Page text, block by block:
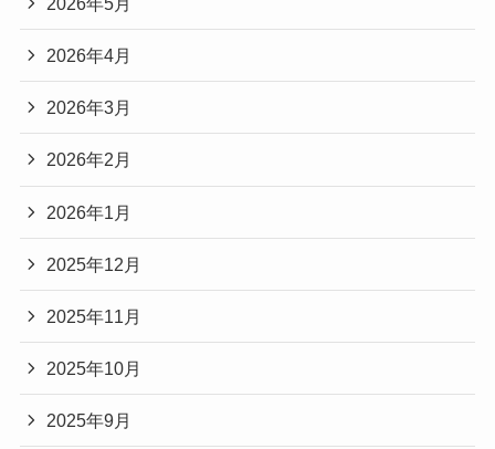
2026年4月
2026年3月
2026年2月
2026年1月
2025年12月
2025年11月
2025年10月
2025年9月